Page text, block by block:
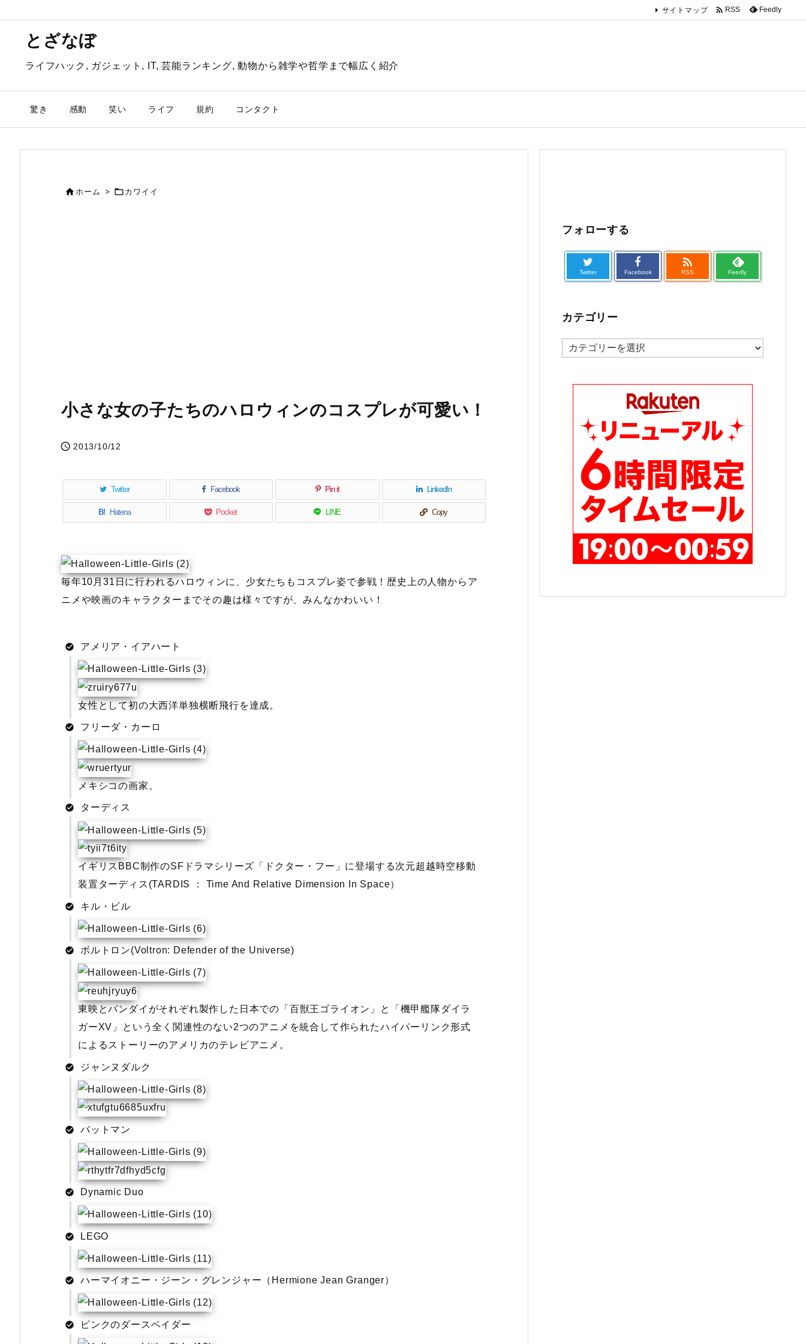
とざなぼ
ライフハック, ガジェット, IT, 芸能ランキング, 動物から雑学や哲学まで幅広く紹介
驚き 感動 笑い ライフ 規約 コンタクト
サイトマップ  RSS Feedly
ホーム >  カワイイ
小さな女の子たちのハロウィンのコスプレが可愛い！
 2013/10/12
Twitter Facebook Pin it LinkedIn
B! Hatena Pocket LINE Copy
毎年10月31日に行われるハロウィンに、少女たちもコスプレ姿で参戦！歴史上の人物からア
ニメや映画のキャラクターまでその趣は様々ですが、みんなかわいい！
アメリア・イアハート
女性として初の大西洋単独横断飛行を達成。
フリーダ・カーロ
メキシコの画家。
ターディス
イギリスBBC制作のSFドラマシリーズ「ドクター・フー」に登場する次元超越時空移動
装置ターディス(TARDIS ： Time And Relative Dimension In Space）
キル・ビル
ボルトロン(Voltron: Defender of the Universe)
東映とバンダイがそれぞれ製作した日本での「百獣王ゴライオン」と「機甲艦隊ダイラ
ガーXV」という全く関連性のない2つのアニメを統合して作られたハイパーリンク形式
によるストーリーのアメリカのテレビアニメ。
ジャンヌダルク
バットマン
Dynamic Duo
LEGO
ハーマイオニー・ジーン・グレンジャー（Hermione Jean Granger）
ピンクのダースベイダー
フォローする
Twitter Facebook

RSS Feedly
カテゴリー
カ